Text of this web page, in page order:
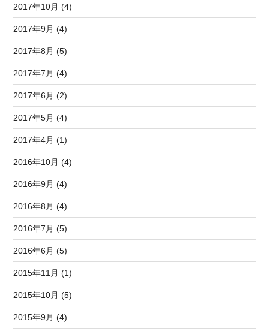
2017年10月 (4)
2017年9月 (4)
2017年8月 (5)
2017年7月 (4)
2017年6月 (2)
2017年5月 (4)
2017年4月 (1)
2016年10月 (4)
2016年9月 (4)
2016年8月 (4)
2016年7月 (5)
2016年6月 (5)
2015年11月 (1)
2015年10月 (5)
2015年9月 (4)